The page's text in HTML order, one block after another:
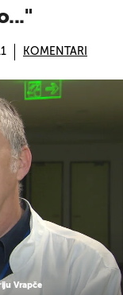
KOMENTARI
Vrapče